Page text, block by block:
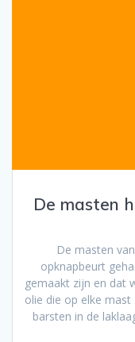
De masten
De masten
opknapbeurt
gemaakt zijn en dat
olie die op elke mast
barsten in de